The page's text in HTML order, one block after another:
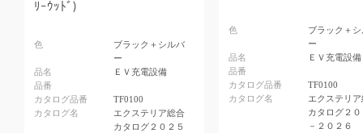
ﾘｰｳｯﾄﾞ)
色
ブラック＋シルバ
ー
品名
ＥＶ充電設備
品番
カタログ品番
TF0100
カタログ名
エクステリア総合
カタログ２０２５
色
ブラック＋
ー
品名
ＥＶ充電設備
品番
カタログ品番
TF0100
カタログ名
エクステリ
カタログ２
－２０２６